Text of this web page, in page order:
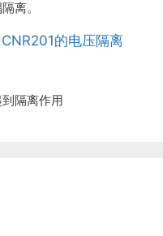
离。
的电压隔离
隔离作用